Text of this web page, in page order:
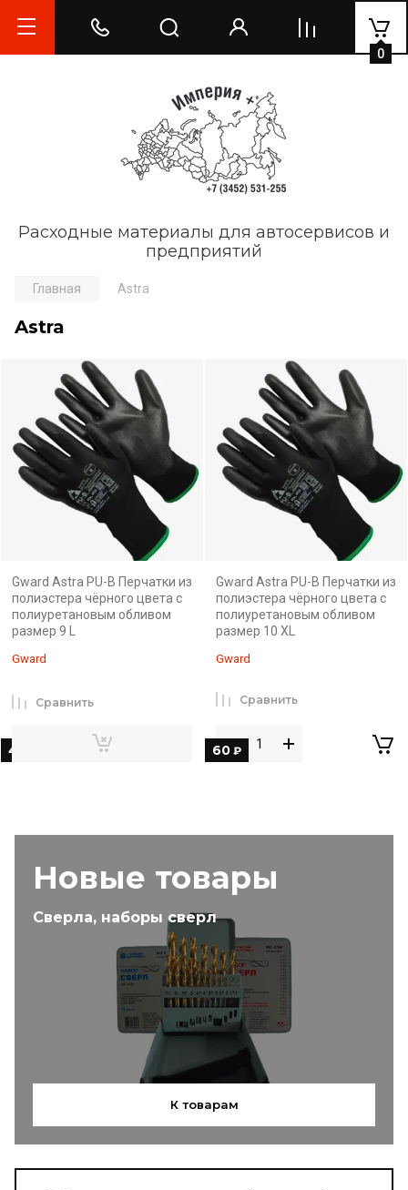
Расходные материалы для автосервисов и
предприятий
0
Новые товары
Сверла, наборы сверл
К товарам
Главная Astra
Astra
Gward Astra PU-B Перчатки из
полиэстера чёрного цвета с
полиуретановым обливом
размер 9 L
Gward
45
Сравнить
Gward Astra PU-B Перчатки из
полиэстера чёрного цвета с
полиуретановым обливом
размер 10 XL
Gward
60 ₽
Сравнить